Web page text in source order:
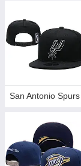
San Antonio Spurs